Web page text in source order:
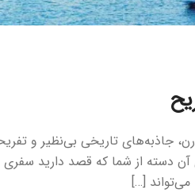
جاذبه‌های تاریخی بی‌نظیر و
آن دسته از شما که قصد دارید
[…]